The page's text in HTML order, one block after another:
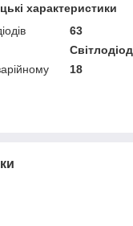
характеристики
63
18